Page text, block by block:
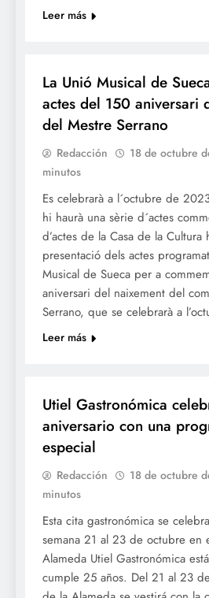
Leer más
La Unió Musical de
actes del 150 aniversari
del Mestre Serrano
Redacción 18 de octubre
minutos
Es celebrarà a l´octubre de
hi haurà una sèrie d´actes
d’actes de la Casa de la Cultura
presentació dels actes
Musical de Sueca per a
aniversari del naixement del
Serrano, que se celebrarà a
Leer más
Utiel Gastronómica
aniversario con una
especial
Redacción 18 de octubre
minutos
Esta cita gastronómica se
semana 21 al 23 de octubre en
Alameda Utiel Gastronómica
cumple 25 años. Del 21 al 23